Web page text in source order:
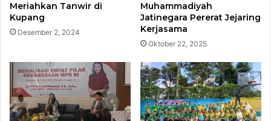
Meriahkan Tanwir di
Kupang
Desember 2, 2024
Muhammadiyah
Jatinegara Pererat Jejaring
Kerjasama
Oktober 22, 2025